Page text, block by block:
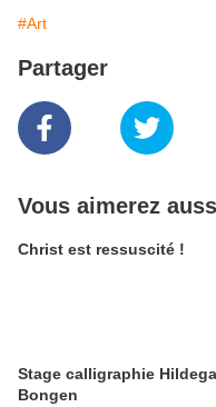
#Art
Partager
Vous aimerez
Christ est ressuscité !
Stage calligraphie
Bongen